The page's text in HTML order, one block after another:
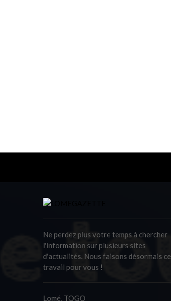
Ne perdez plus votre temps à chercher
l'information sur plusieurs sites
d'actualités. Nous faisons désormais ce
travail pour vous !
Lomé, TOGO